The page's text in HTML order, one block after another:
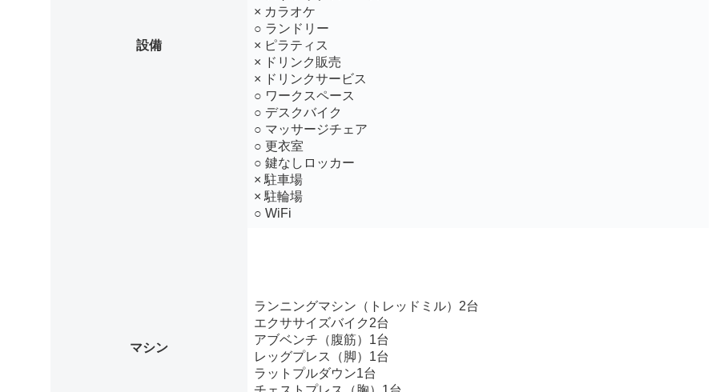
設備
× カラオケ
○ ランドリー
× ピラティス
× ドリンク販売
× ドリンクサービス
○ ワークスペース
○ デスクバイク
○ マッサージチェア
○ 更衣室
○ 鍵なしロッカー
× 駐車場
× 駐輪場
○ WiFi
マシン
ランニングマシン（トレッドミル）2台
エクササイズバイク2台
アブベンチ（腹筋）1台
レッグプレス（脚）1台
ラットプルダウン1台